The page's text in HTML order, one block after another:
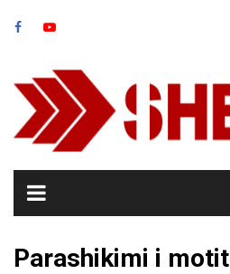
Parashikimi i motit